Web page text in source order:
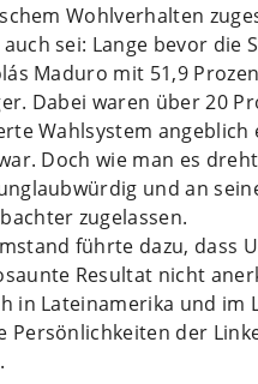
Wohlverhalten
sei: Lange bevor
Maduro mit 51,9
Dabei waren über 20
Wahlsystem
Doch wie man es
und an
zugelassen.
führte dazu, dass
Resultat nicht
in Lateinamerika und im
Persönlichkeiten der